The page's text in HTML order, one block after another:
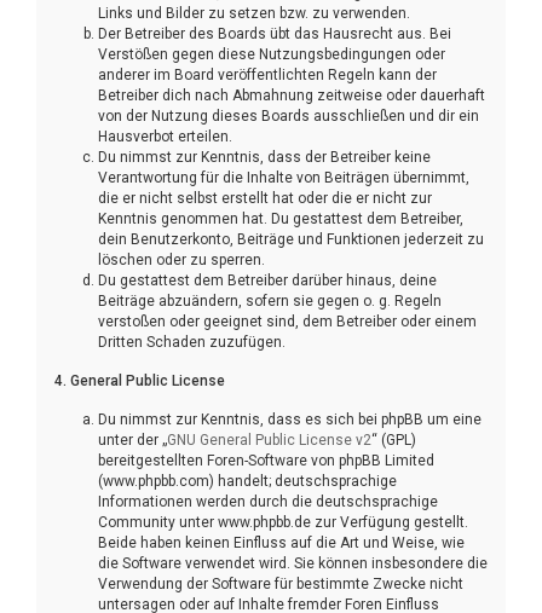
Links und Bilder zu setzen bzw. zu verwenden.
Der Betreiber des Boards übt das Hausrecht aus. Bei
Verstößen gegen diese Nutzungsbedingungen oder
anderer im Board veröffentlichten Regeln kann der
Betreiber dich nach Abmahnung zeitweise oder dauerhaft
von der Nutzung dieses Boards ausschließen und dir ein
Hausverbot erteilen.
Du nimmst zur Kenntnis, dass der Betreiber keine
Verantwortung für die Inhalte von Beiträgen übernimmt,
die er nicht selbst erstellt hat oder die er nicht zur
Kenntnis genommen hat. Du gestattest dem Betreiber,
dein Benutzerkonto, Beiträge und Funktionen jederzeit zu
löschen oder zu sperren.
Du gestattest dem Betreiber darüber hinaus, deine
Beiträge abzuändern, sofern sie gegen o. g. Regeln
verstoßen oder geeignet sind, dem Betreiber oder einem
Dritten Schaden zuzufügen.
4. General Public License
Du nimmst zur Kenntnis, dass es sich bei phpBB um eine
unter der „GNU General Public License v2“ (GPL)
bereitgestellten Foren-Software von phpBB Limited
(www.phpbb.com) handelt; deutschsprachige
Informationen werden durch die deutschsprachige
Community unter www.phpbb.de zur Verfügung gestellt.
Beide haben keinen Einfluss auf die Art und Weise, wie
die Software verwendet wird. Sie können insbesondere die
Verwendung der Software für bestimmte Zwecke nicht
untersagen oder auf Inhalte fremder Foren Einfluss